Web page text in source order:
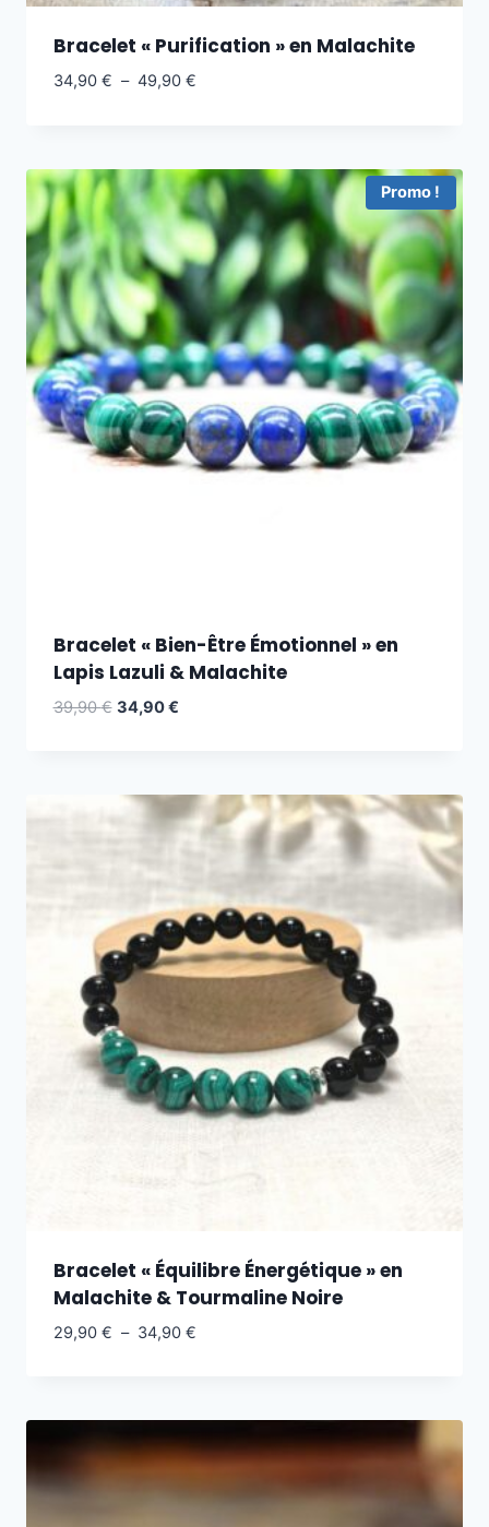
Bracelet « Purification » en Malachite
34,90 € – 49,90 €
Promo !
Bracelet « Bien-Être Émotionnel » en
Lapis Lazuli & Malachite
39,90€ 34,90€
Bracelet « Équilibre Énergétique » en
Malachite & Tourmaline Noire
29,90 € – 34,90 €